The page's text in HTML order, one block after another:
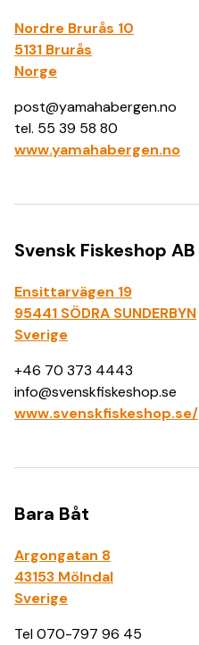
Nordre Brurås 10
5131 Brurås
Norge
​post@yamahabergen.no
tel. 55 39 58 80
www.yamahabergen.no
Svensk Fiskeshop AB
Ensittarvägen 19
95441 SÖDRA SUNDERBYN
Sverige
+46 70 373 4443
info@svenskfiskeshop.se
www.svenskfiskeshop.se/
Bara Båt
Argongatan 8
43153 Mölndal
Sverige
Tel 070-797 96 45